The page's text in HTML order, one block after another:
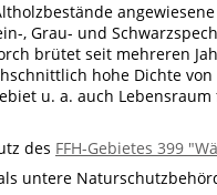
, Grau- und
brütet seit mehreren
hohe Dichte
u. a. auch
des FFH-Gebietes 399
untere